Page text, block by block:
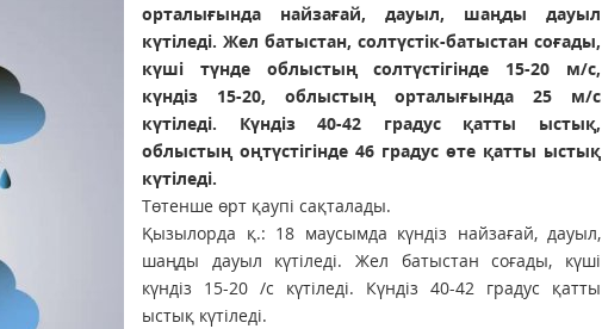
орталығында найзағай, дауыл, шаңды дауыл
күтіледі. Жел батыстан, солтүстік-батыстан соғады,
күші түнде облыстың солтүстігінде 15-20 м/с,
күндіз 15-20, облыстың орталығында 25 м/с
күтіледі. Күндіз 40-42 градус қатты ыстық,
облыстың оңтүстігінде 46 градус өте қатты ыстық
күтіледі.
Төтенше өрт қаупі сақталады.
Қызылорда қ.: 18 маусымда күндіз найзағай, дауыл,
шаңды дауыл күтіледі. Жел батыстан соғады, күші
күндіз 15-20 /с күтіледі. Күндіз 40-42 градус қатты
ыстық күтіледі.